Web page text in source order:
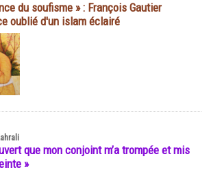
du soufisme » : François Gautier
oublié d'un islam éclairé
que mon conjoint m’a trompée et mis
»